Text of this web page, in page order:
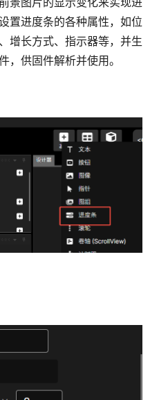
置进度条的各种属性，如位
增长方式、指示器等，并生
，供固件解析并使用。